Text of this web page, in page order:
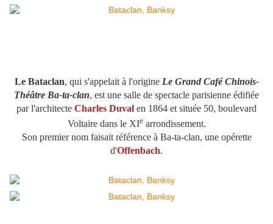
Le Bataclan, qui s'appelait à l'origine Le Grand Café Chinois-
Théâtre Ba-ta-clan, est une salle de spectacle parisienne édifiée
par l'architecte Charles Duval en 1864 et située 50, boulevard
Voltaire dans le XIearrondissement.
Son premier nom faisait référence à Ba-ta-clan, une opérette
d'Offenbach.